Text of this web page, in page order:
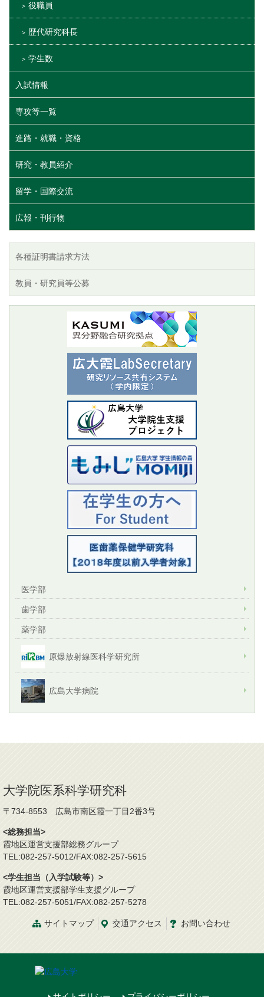
役職員
歴代研究科長
学生数
入試情報
専攻等一覧
進路・就職・資格
研究・教員紹介
留学・国際交流
広報・刊行物
各種証明書請求方法
教員・研究員等公募
医学部
歯学部
薬学部
原爆放射線医科学研究所
広島大学病院
大学院医系科学研究科
〒734-8553 広島市南区霞一丁目2番3号
<総務担当>
霞地区運営支援部総務グループ
TEL:082-257-5012/FAX:082-257-5615
<学生担当（入学試験等）>
霞地区運営支援部学生支援グループ
TEL:082-257-5051/FAX:082-257-5278
サイトマップ 交通アクセス お問い合わせ